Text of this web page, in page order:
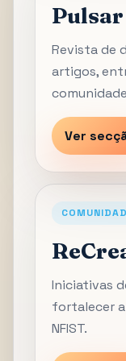
Pulsar
Revista de
artigos,
Ver
Iniciativas
fortalecer
NFIST.